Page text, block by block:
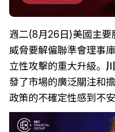
週二(8月26日)美國主要
威脅要解僱聯準會理事
立性攻擊的重大升級。
發了市場的廣泛關注和
政策的不確定性感到不安